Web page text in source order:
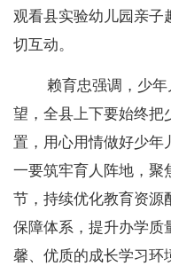
观看县实验幼儿园亲子
切互动。
赖育忠强调，少
望，全县上下要始终把
置，用心用情做好少年
一要筑牢育人阵地，聚
节，持续优化教育资源
保障体系，提升办学质
馨、优质的成长学习环